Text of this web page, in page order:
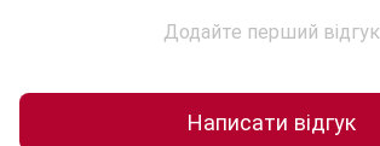
Додайте перший відгук
Написати відгук